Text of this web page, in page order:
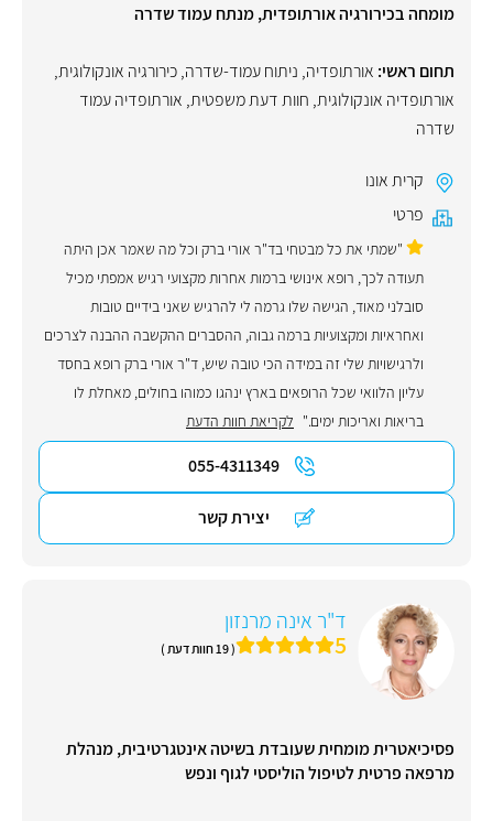
מומחה בכירורגיה אורתופדית, מנתח עמוד שדרה
תחום ראשי: אורתופדיה, ניתוח עמוד-שדרה,כירורגיה אונקולוגית,
אורתופדיה אונקולוגית, חוות דעת משפטית, אורתופדיה עמוד
שדרה
קרית אונו
פרטי
"שמתי את כל מבטחי בד"ר אורי ברק וכל מה שאמר אכן היתה
תעודה לכך, רופא אינושי ברמות אחרות מקצועי רגיש אמפתי מכיל
סובלני מאוד, הגישה שלו גרמה לי להרגיש שאני בידיים טובות
ואחראיות ומקצועיות ברמה גבוה, ההסברים ההקשבה ההבנה לצרכים
ולרגישויות שלי זה במידה הכי טובה שיש, ד"ר אורי ברק רופא בחסד
עליון הלוואי שכל הרופאים בארץ ינהגו כמוהו בחולים, מאחלת לו
בריאות ואריכות ימים." לקריאת חוות הדעת
055-4311349
יצירת קשר
ד"ר אינה מרנזון
5 ( 19 חוות דעת )
פסיכיאטרית מומחית שעובדת בשיטה אינטגרטיבית, מנהלת
מרפאה פרטית לטיפול הוליסטי לגוף ונפש